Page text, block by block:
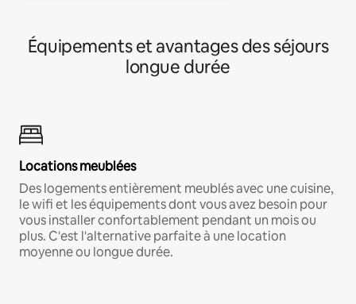
Équipements et avantages des séjours
longue durée
Locations meublées
Des logements entièrement meublés avec une cuisine,
le wifi et les équipements dont vous avez besoin pour
vous installer confortablement pendant un mois ou
plus. C'est l'alternative parfaite à une location
moyenne ou longue durée.